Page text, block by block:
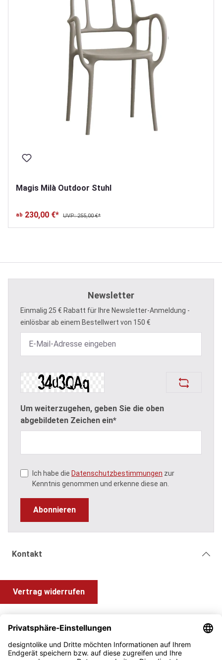
Magis Milà Outdoor Stuhl
ab 230,00 €* UVP: 255,00 €*
Newsletter
Einmalig 25 € Rabatt für Ihre Newsletter-Anmeldung -
einlösbar ab einem Bestellwert von 150 €
Um weiterzugehen, geben Sie die oben
abgebildeten Zeichen ein*
Ich habe die Datenschutzbestimmungen zur
Kenntnis genommen und erkenne diese an.
Abonnieren
Kontakt
Vertrag widerrufen
Information und Impressum